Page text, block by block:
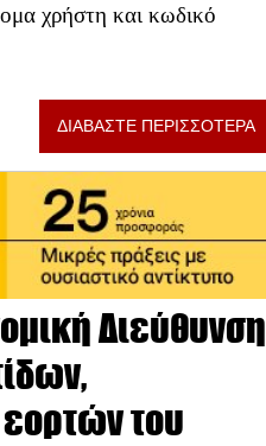
χρήστη και κωδικό
ΔΙΑΒΑΣΤΕ ΠΕΡΙΣΣΟΤΕΡΑ
Διεύθυνση
του